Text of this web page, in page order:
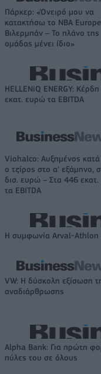
Πάρκερ: «Όνειρό μου να
κατακτήσω το ΝΒΑ
Βιλερμπάν – Το πλάνο της
ομάδας μένει ίδιο»
HELLENiQ ENERGY:
εκατ. ευρώ τα EBITDA
Viohalco: Αυξημένος
ο τζίρος στο α' εξάμηνο,
δισ. ευρώ – Στα 446
τα EBITDA
Η συμφωνία Arval-Athlon
VW: Η δύσκολη εξίσωση
αναδιάρθρωσης
Alpha Bank: Για πρώτη
πύλες του σε όλους